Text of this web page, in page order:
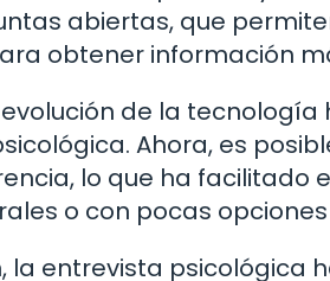
abiertas, que
obtener información
de la
Ahora, es
lo que ha facilitado
o con pocas
la entrevista psicológica